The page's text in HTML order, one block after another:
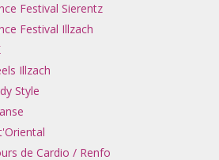
Festival Sierentz
Festival Illzach
Illzach
Style
de Cardio / Renfo